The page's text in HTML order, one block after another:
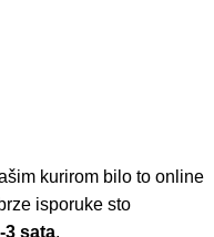
kurirom bilo to online
isporuke sto
3 sata.